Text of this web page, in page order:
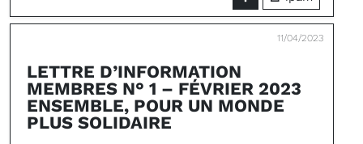
11/04/2023
LETTRE D’INFORMATION
MEMBRES N° 1 – FÉVRIER 2023
ENSEMBLE, POUR UN MONDE
PLUS SOLIDAIRE